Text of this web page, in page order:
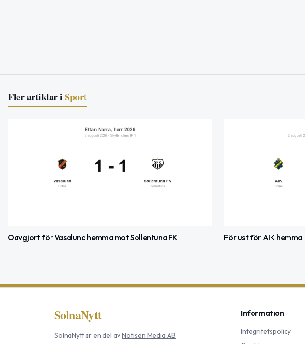
Fler artiklar iSport
Oavgjort för Vasalund hemma mot Sollentuna FK Förlust för AIK
SolnaNytt
SolnaNyttär en del avNotisen Media AB
Information
Integritetspolicy